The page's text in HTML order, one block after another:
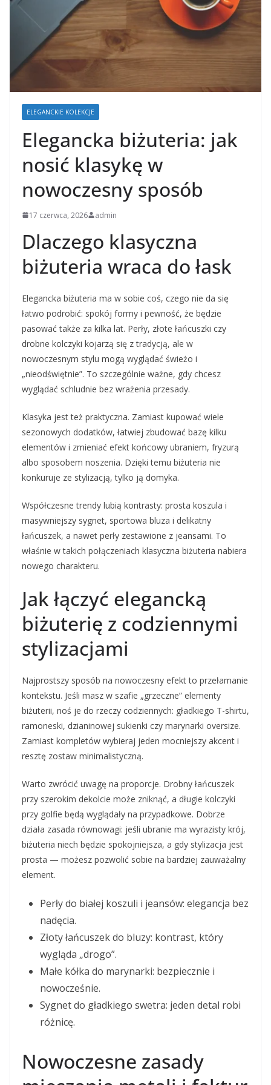
ELEGANCKIE KOLEKCJE
Elegancka biżuteria: jak
nosić klasykę w
nowoczesny sposób
17 czerwca, 2026 admin
Dlaczego klasyczna
biżuteria wraca do łask
Elegancka biżuteria ma w sobie coś, czego nie da się
łatwo podrobić: spokój formy i pewność, że będzie
pasować także za kilka lat. Perły, złote łańcuszki czy
drobne kolczyki kojarzą się z tradycją, ale w
nowoczesnym stylu mogą wyglądać świeżo i
„nieodświętnie”. To szczególnie ważne, gdy chcesz
wyglądać schludnie bez wrażenia przesady.
Klasyka jest też praktyczna. Zamiast kupować wiele
sezonowych dodatków, łatwiej zbudować bazę kilku
elementów i zmieniać efekt końcowy ubraniem, fryzurą
albo sposobem noszenia. Dzięki temu biżuteria nie
konkuruje ze stylizacją, tylko ją domyka.
Współczesne trendy lubią kontrasty: prosta koszula i
masywniejszy sygnet, sportowa bluza i delikatny
łańcuszek, a nawet perły zestawione z jeansami. To
właśnie w takich połączeniach klasyczna biżuteria nabiera
nowego charakteru.
Jak łączyć elegancką
biżuterię z codziennymi
stylizacjami
Najprostszy sposób na nowoczesny efekt to przełamanie
kontekstu. Jeśli masz w szafie „grzeczne” elementy
biżuterii, noś je do rzeczy codziennych: gładkiego T-shirtu,
ramoneski, dzianinowej sukienki czy marynarki oversize.
Zamiast kompletów wybieraj jeden mocniejszy akcent i
resztę zostaw minimalistyczną.
Warto zwrócić uwagę na proporcje. Drobny łańcuszek
przy szerokim dekolcie może zniknąć, a długie kolczyki
przy golfie będą wyglądały na przypadkowe. Dobrze
działa zasada równowagi: jeśli ubranie ma wyrazisty krój,
biżuteria niech będzie spokojniejsza, a gdy stylizacja jest
prosta — możesz pozwolić sobie na bardziej zauważalny
element.
Perły do białej koszuli i jeansów: elegancja bez
nadęcia.
Złoty łańcuszek do bluzy: kontrast, który
wygląda „drogo”.
Małe kółka do marynarki: bezpiecznie i
nowocześnie.
Sygnet do gładkiego swetra: jeden detal robi
różnicę.
Nowoczesne zasady